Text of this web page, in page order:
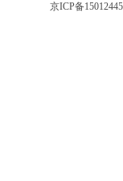
京ICP备